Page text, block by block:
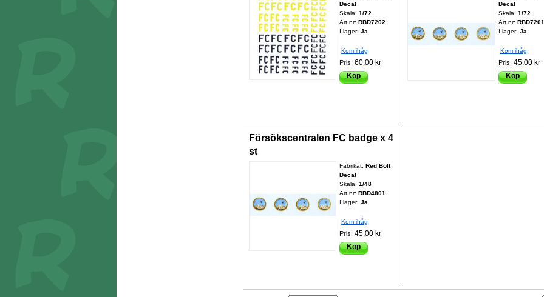
Decal
Skala:1/72
Art.nr:RBD7202
I lager: Ja
Kom ihåg
Pris:60,00 kr
Köp
Decal
Skala: 1/72
Art.nr: RBD7201
I lager: Ja
Kom ihåg
Pris: 45,00 kr
Köp
Försökscentralen FC badge x 4
st
Fabrikat:Red Bolt
Decal
Skala:1/48
Art.nr:RBD4801
I lager: Ja
Kom ihåg
Pris:45,00 kr
Köp